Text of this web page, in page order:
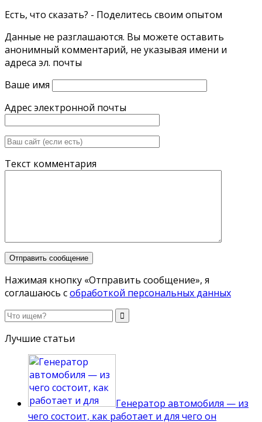
Есть, что сказать? - Поделитесь своим опытом
Данные не разглашаются. Вы можете оставить
анонимный комментарий, не указывая имени и
адреса эл. почты
Ваше имя
Адрес электронной почты
Текст комментария
Нажимая кнопку «Отправить сообщение», я
соглашаюсь собработкой персональных данных
Лучшие статьи
Генератор автомобиля — из
чего состоит, как работает и для чего он